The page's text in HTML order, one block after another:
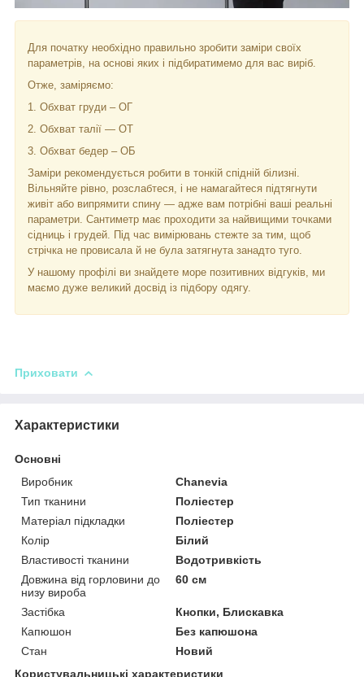
Для початку необхідно правильно зробити заміри своїх
параметрів, на основі яких і підбиратимемо для вас виріб.
Отже, заміряємо:
1. Обхват груди – ОГ
2. Обхват талії — ОТ
3. Обхват бедер – ОБ
Заміри рекомендується робити в тонкій спідній білизні.
Вільняйте рівно, розслабтеся, і не намагайтеся підтягнути
живіт або випрямити спину — адже вам потрібні ваші реальні
параметри. Сантиметр має проходити за найвищими точками
сідниць і грудей. Під час вимірювань стежте за тим, щоб
стрічка не провисала й не була затягнута занадто туго.
У нашому профілі ви знайдете море позитивних відгуків, ми
маємо дуже великий досвід із підбору одягу.
Приховати
Характеристики
Основні
Виробник
Chanevia
Тип тканини
Поліестер
Матеріал підкладки
Поліестер
Колір
Білий
Властивості тканини
Водотривкість
Довжина від горловини до
низу вироба
60 см
Застібка
Кнопки, Блискавка
Капюшон
Без капюшона
Стан
Новий
Користувальницькі характеристики